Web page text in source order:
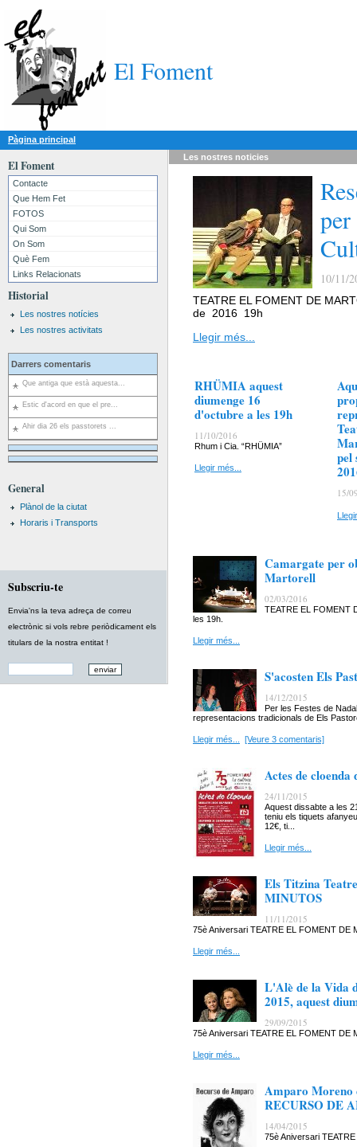
El Foment
Pàgina principal
El Foment
Contacte
Que Hem Fet
FOTOS
Qui Som
On Som
Què Fem
Links Relacionats
Historial
Les nostres notícies
Les nostres activitats
Darrers comentaris
Que antiga que està aquesta...
Estic d'acord en que el pre...
Ahir dia 26 els passtorets ...
General
Plànol de la ciutat
Horaris i Transports
Subscriu-te
Envia'ns la teva adreça de correu
electrònic si vols rebre periòdicament els
titulars de la nostra entitat !
Les nostres noticies
10/11/
TEATRE EL FOMENT DE
de 2016 19h
Llegir més...
RHÜMIA aquest
diumenge 16
d'octubre a les 19h
11/10/2016
Rhum i Cia. “RHÜMIA”
Llegir més...
pel
15/
Camargate per
Martorell
02/03/2016
TEATRE EL FOMENT
les 19h.
Llegir més...
S'acosten Els
14/12/2015
Per les Festes de
representacions tradicionals de Els
Llegir més... [Veure 3 comentaris]
Actes de cloenda
24/11/2015
Aquest dissabte a les
teniu els tiquets
12€, ti...
Llegir més...
Els Titzina
MINUTOS
11/11/2015
75è Aniversari TEATRE EL FOMENT DE
Llegir més...
L'Alè de la Vida
2015, aquest
29/09/2015
75è Aniversari TEATRE EL FOMENT DE
Llegir més...
Amparo Moreno
RECURSO DE
14/04/2015
75è Aniversari